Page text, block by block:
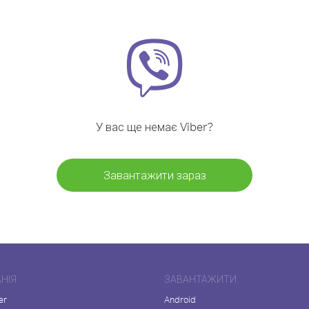
У вас ще немає Viber?
Завантажити зараз
ЗАВАНТАЖИТИ
Android